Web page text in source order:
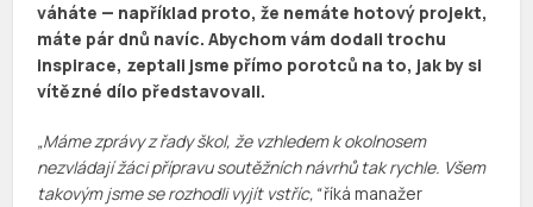
váháte — například proto, že nemáte hotový projekt,
máte pár dnů navíc. Abychom vám dodali trochu
inspirace, zeptali jsme přímo porotců na to, jak by si
vítězné dílo představovali.
„Máme zprávy z řady škol, že vzhledem k okolnosem
nezvládají žáci přípravu soutěžních návrhů tak rychle. Všem
takovým jsme se rozhodli vyjít vstříc,“říká manažer